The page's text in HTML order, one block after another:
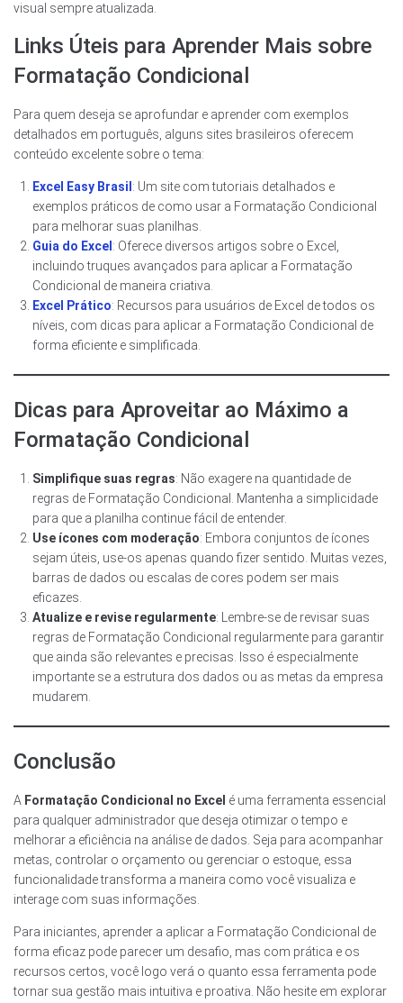
visual sempre atualizada.
Links Úteis para Aprender Mais sobre
Formatação Condicional
Para quem deseja se aprofundar e aprender com exemplos
detalhados em português, alguns sites brasileiros oferecem
conteúdo excelente sobre o tema:
Excel Easy Brasil : Um site com tutoriais detalhados e
exemplos práticos de como usar a Formatação Condicional
para melhorar suas planilhas.
Guia do Excel : Oferece diversos artigos sobre o Excel,
incluindo truques avançados para aplicar a Formatação
Condicional de maneira criativa.
Excel Prático: Recursos para usuários de Excel de todos os
níveis, com dicas para aplicar a Formatação Condicional de
forma eficiente e simplificada.
Dicas para Aproveitar ao Máximo a
Formatação Condicional
Simplifique suas regras: Não exagere na quantidade de
regras de Formatação Condicional. Mantenha a simplicidade
para que a planilha continue fácil de entender.
Use ícones com moderação: Embora conjuntos de ícones
sejam úteis, use-os apenas quando fizer sentido. Muitas vezes,
barras de dados ou escalas de cores podem ser mais
eficazes.
Atualize e revise regularmente: Lembre-se de revisar suas
regras de Formatação Condicional regularmente para garantir
que ainda são relevantes e precisas. Isso é especialmente
importante se a estrutura dos dados ou as metas da empresa
mudarem.
Conclusão
A Formatação Condicional no Excel é uma ferramenta essencial
para qualquer administrador que deseja otimizar o tempo e
melhorar a eficiência na análise de dados. Seja para acompanhar
metas, controlar o orçamento ou gerenciar o estoque, essa
funcionalidade transforma a maneira como você visualiza e
interage com suas informações.
Para iniciantes, aprender a aplicar a Formatação Condicional de
forma eficaz pode parecer um desafio, mas com prática e os
recursos certos, você logo verá o quanto essa ferramenta pode
tornar sua gestão mais intuitiva e proativa. Não hesite em explorar